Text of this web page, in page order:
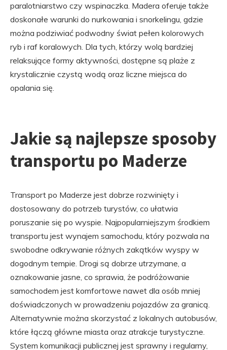
paralotniarstwo czy wspinaczka. Madera oferuje także
doskonałe warunki do nurkowania i snorkelingu, gdzie
można podziwiać podwodny świat pełen kolorowych
ryb i raf koralowych. Dla tych, którzy wolą bardziej
relaksujące formy aktywności, dostępne są plaże z
krystalicznie czystą wodą oraz liczne miejsca do
opalania się.
Jakie są najlepsze sposoby
transportu po Maderze
Transport po Maderze jest dobrze rozwinięty i
dostosowany do potrzeb turystów, co ułatwia
poruszanie się po wyspie. Najpopularniejszym środkiem
transportu jest wynajem samochodu, który pozwala na
swobodne odkrywanie różnych zakątków wyspy w
dogodnym tempie. Drogi są dobrze utrzymane, a
oznakowanie jasne, co sprawia, że podróżowanie
samochodem jest komfortowe nawet dla osób mniej
doświadczonych w prowadzeniu pojazdów za granicą.
Alternatywnie można skorzystać z lokalnych autobusów,
które łączą główne miasta oraz atrakcje turystyczne.
System komunikacji publicznej jest sprawny i regularny,